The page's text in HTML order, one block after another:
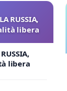
RUSSIA,
libera
libera